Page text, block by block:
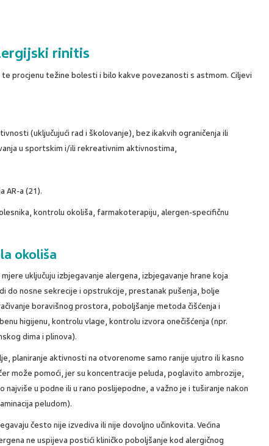
rinitis
procjenu težine bolesti i bilo kakve povezanosti s astmom. Ciljevi
(uključujući rad i školovanje), bez ikakvih ograničenja ili
u sportskim i/ili rekreativnim aktivnostima,
AR-a (21).
kontrolu okoliša, farmakoterapiju, alergen-specifičnu
okoliša
mjere uključuju izbjegavanje alergena, izbjegavanje hrane koja
do nosne sekrecije i opstrukcije, prestanak pušenja, bolje
boravišnog prostora, poboljšanje metoda čišćenja i
higijenu, kontrolu vlage, kontrolu izvora onečišćenja (npr.
dima i plinova).
planiranje aktivnosti na otvorenome samo ranije ujutro ili kasno
može pomoći, jer su koncentracije peluda, poglavito ambrozije,
najviše u podne ili u rano poslijepodne, a važno je i tuširanje nakon
peludom).
često nije izvediva ili nije dovoljno učinkovita. Većina
ne uspijeva postići kliničko poboljšanje kod alergičnog